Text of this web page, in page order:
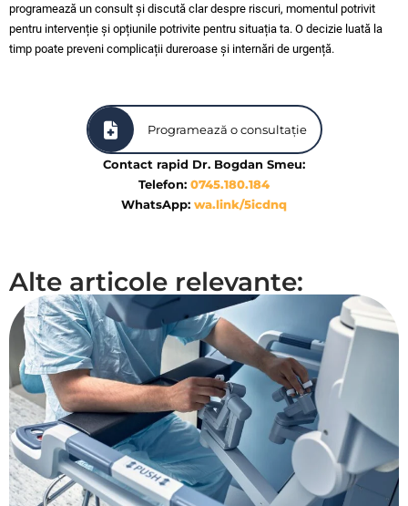
programează un consult și discută clar despre riscuri, momentul potrivit
pentru intervenție și opțiunile potrivite pentru situația ta. O decizie luată la
timp poate preveni complicații dureroase și internări de urgență.
Programează o consultație
Contact rapid Dr. Bogdan Smeu:
Telefon: 0745.180.184
WhatsApp: wa.link/5icdnq
Alte articole relevante: